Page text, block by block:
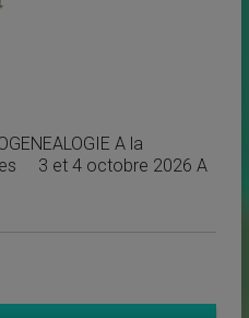
A la
3 et 4 octobre 2026 A